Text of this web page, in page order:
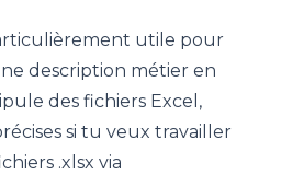
utile pour
description métier en
des fichiers Excel,
si tu veux travailler
.xlsx via